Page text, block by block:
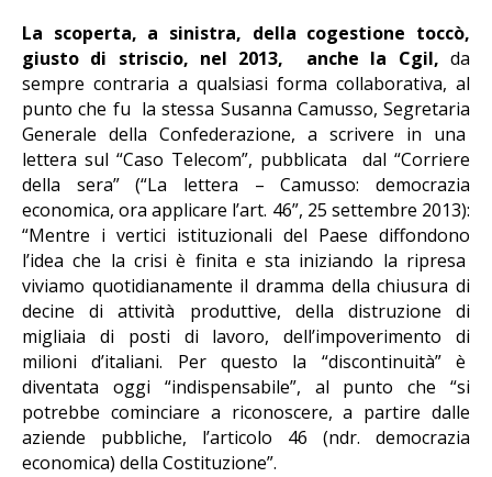
La scoperta, a sinistra, della cogestione toccò,
giusto di striscio, nel 2013, anche la Cgil, da
sempre contraria a qualsiasi forma collaborativa, al
punto che fu la stessa Susanna Camusso, Segretaria
Generale della Confederazione, a scrivere in una
lettera sul “Caso Telecom”, pubblicata dal “Corriere
della sera” (“La lettera – Camusso: democrazia
economica, ora applicare l’art. 46”, 25 settembre 2013):
“Mentre i vertici istituzionali del Paese diffondono
l’idea che la crisi è finita e sta iniziando la ripresa
viviamo quotidianamente il dramma della chiusura di
decine di attività produttive, della distruzione di
migliaia di posti di lavoro, dell’impoverimento di
milioni d’italiani. Per questo la “discontinuità” è
diventata oggi “indispensabile”, al punto che “si
potrebbe cominciare a riconoscere, a partire dalle
aziende pubbliche, l’articolo 46 (ndr. democrazia
economica) della Costituzione”.